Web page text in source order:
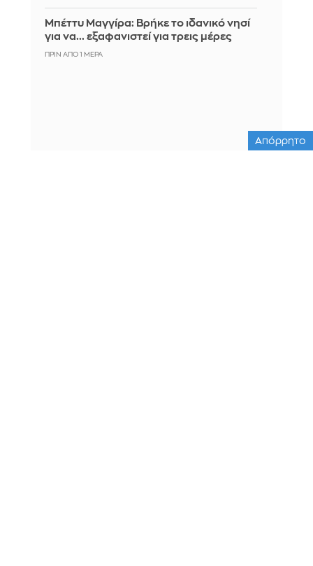
Μπέττυ Μαγγίρα: Βρήκε το ιδανικό νησί
για να... εξαφανιστεί για τρεις μέρες
ΠΡΙΝ ΑΠΌ 1 ΜΈΡΑ
Απόρρητο